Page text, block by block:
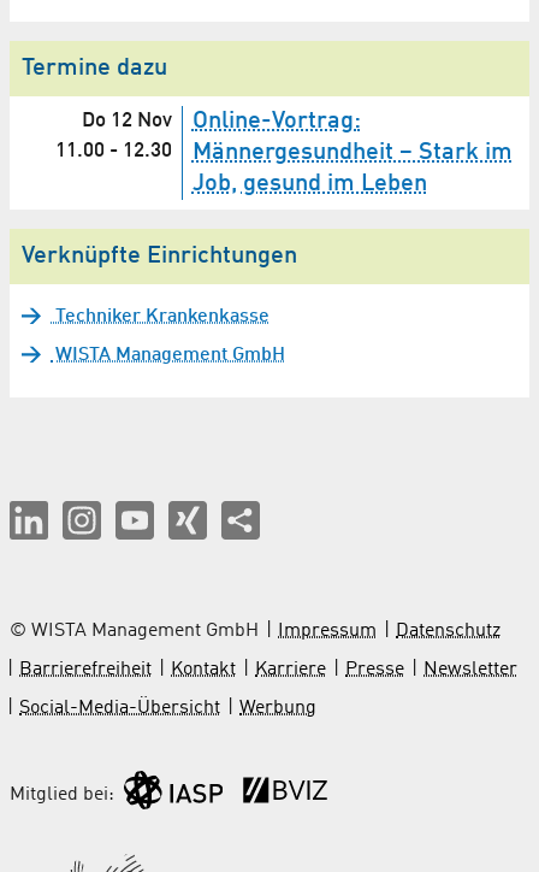
Termine dazu
Do 12 Nov
11.00 - 12.30
Online-Vortrag:
Männergesundheit – Stark im
Job, gesund im Leben
Verknüpfte Einrichtungen
Techniker Krankenkasse
WISTA Management GmbH
© WISTA Management GmbH Impressum
Datenschutz
Barrierefreiheit
Kontakt Karriere Presse
Newsletter
Social-Media-Übersicht
Werbung
Mitglied bei: